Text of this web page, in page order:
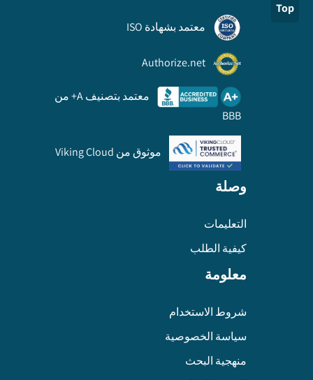
Top
معتمد بشهادة ISO
Authorize.net
معتمد بتصنيف A+ من
BBB
موثوق من Viking Cloud
وصلة
التعليمات
كيفية الطلب
معلومة
شروط الاستخدام
سياسة الخصوصية
منهجية البحث